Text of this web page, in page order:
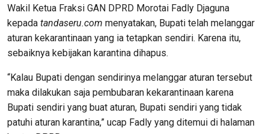
Wakil Ketua Fraksi GAN DPRD Morotai Fadly Djaguna
kepada tandaseru.com menyatakan, Bupati telah melanggar
aturan kekarantinaan yang ia tetapkan sendiri. Karena itu,
sebaiknya kebijakan karantina dihapus.
“Kalau Bupati dengan sendirinya melanggar aturan tersebut
maka dilakukan saja pembubaran kekarantinaan karena
Bupati sendiri yang buat aturan, Bupati sendiri yang tidak
patuhi aturan karantina,” ucap Fadly yang ditemui di halaman